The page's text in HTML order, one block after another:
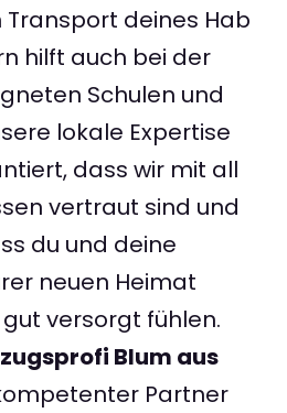
deines Hab
hilft auch bei der
Schulen und
lokale Expertise
dass wir mit all
vertraut sind und
du und deine
neuen Heimat
versorgt fühlen.
Blum aus
Partner